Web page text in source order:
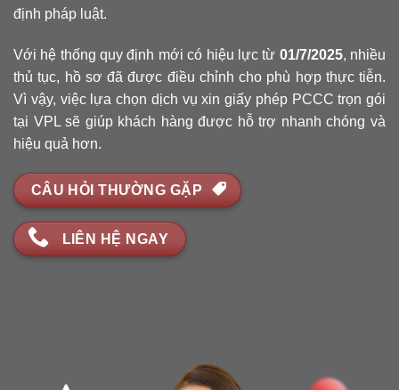
định pháp luật.
Với hệ thống quy định mới có hiệu lực từ 01/7/2025, nhiều
thủ tục, hồ sơ đã được điều chỉnh cho phù hợp thực tiễn.
Vì vậy, việc lựa chọn dịch vụ xin giấy phép PCCC trọn gói
tại VPL sẽ giúp khách hàng được hỗ trợ nhanh chóng và
hiệu quả hơn.
CÂU HỎI THƯỜNG GẶP
LIÊN HỆ NGAY